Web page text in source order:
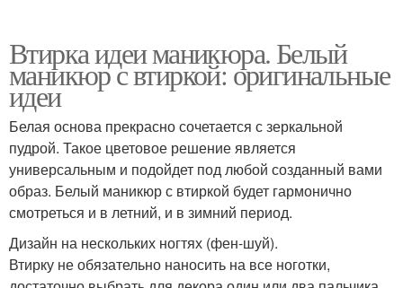
Втирка идеи маникюра. Белый
маникюр с втиркой: оригинальные
идеи
Белая основа прекрасно сочетается с зеркальной
пудрой. Такое цветовое решение является
универсальным и подойдет под любой созданный вами
образ. Белый маникюр с втиркой будет гармонично
смотреться и в летний, и в зимний период.
Дизайн на нескольких ногтях (фен-шуй).
Втирку не обязательно наносить на все ноготки,